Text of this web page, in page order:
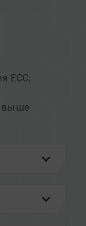
ECC,
выше
более